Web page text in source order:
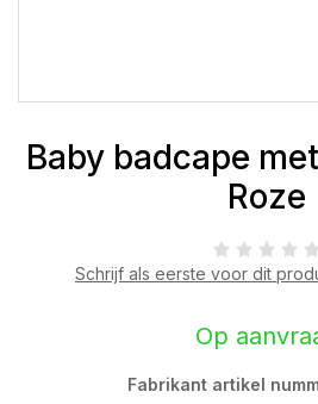
Baby badcape
Roze
Schrijf als eerste voor dit
Op
Fabrikant artikel